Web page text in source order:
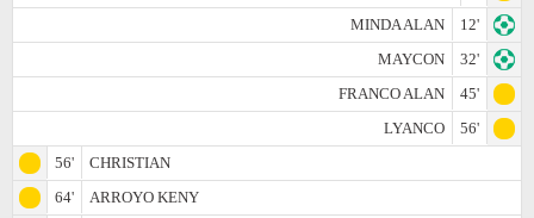
MINDA ALAN
12'
MAYCON
32'
FRANCO ALAN
45'
LYANCO
56'
56'
CHRISTIAN
64'
ARROYO KENY